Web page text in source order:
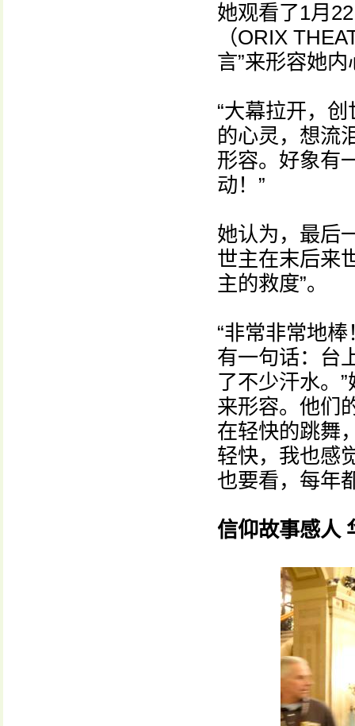
她观看了1月
（ORIX
言”来形容她
“大幕拉开，
的心灵，想流
形容。好象有
动！”
她认为，最后
世主在末后来
主的救度”。
“非常非常地
有一句话：台
了不少汗水。
来形容。他们
在轻快的跳舞
轻快，我也感
也要看，每年
信仰故事感人